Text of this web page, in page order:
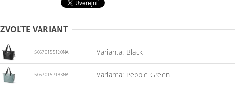
ZVOĽTE VARIANT
50670155120NA Varianta: Black
50670157193NA Varianta: Pebble Green